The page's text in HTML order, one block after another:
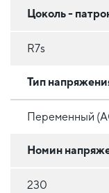
Цоколь -
R7s
Тип
Переменный
Номин
230